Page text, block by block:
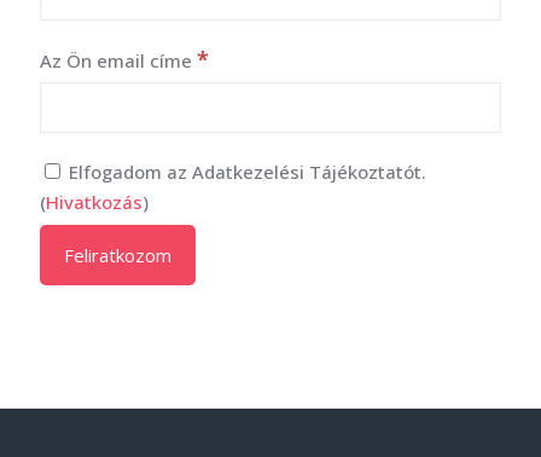
Az Ön email címe *
Elfogadom az Adatkezelési Tájékoztatót.
(Hivatkozás)